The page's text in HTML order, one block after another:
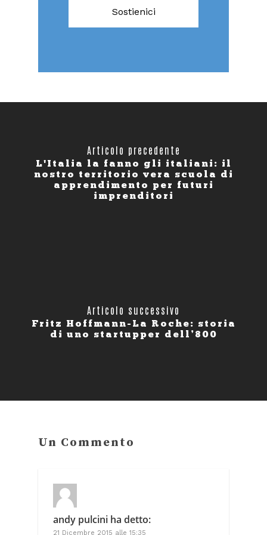
Sostienici
Articolo precedente
L'Italia la fanno gli italiani: il
nostro territorio vera scuola di
apprendimento per futuri
imprenditori
Articolo successivo
Fritz Hoffmann-La Roche: storia
di uno startupper dell’800
Un Commento
andy pulcini ha detto:
21 Dicembre 2015 alle 15:35